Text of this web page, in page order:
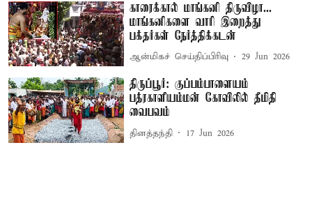
காரைக்கால் மாங்கனி திருவிழா...
மாங்கனிகளை வாரி இறைத்து
பக்தர்கள் நேர்த்திக்கடன்
ஆன்மிகச் செய்திப்பிரிவு 29 Jun 2026
திருப்பூர்: குப்பம்பாளையம்
பத்ரகாளியம்மன் கோவிலில் தீமிதி
வைபவம்
தினத்தந்தி 17 Jun 2026